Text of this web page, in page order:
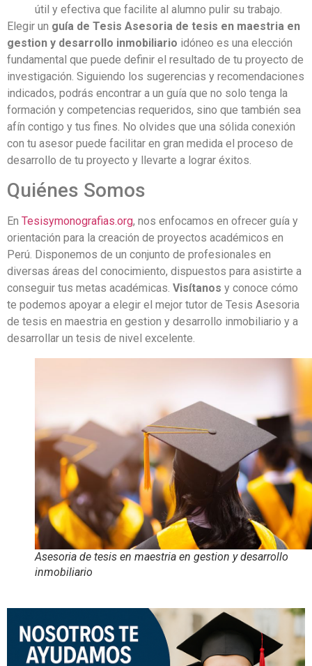
útil y efectiva que facilite al alumno pulir su trabajo.
Elegir un guía de Tesis Asesoria de tesis en maestria en
gestion y desarrollo inmobiliario idóneo es una elección
fundamental que puede definir el resultado de tu proyecto de
investigación. Siguiendo los sugerencias y recomendaciones
indicados, podrás encontrar a un guía que no solo tenga la
formación y competencias requeridos, sino que también sea
afín contigo y tus fines. No olvides que una sólida conexión
con tu asesor puede facilitar en gran medida el proceso de
desarrollo de tu proyecto y llevarte a lograr éxitos.
Quiénes Somos
En Tesisymonografias.org, nos enfocamos en ofrecer guía y
orientación para la creación de proyectos académicos en
Perú. Disponemos de un conjunto de profesionales en
diversas áreas del conocimiento, dispuestos para asistirte a
conseguir tus metas académicas. Visítanos y conoce cómo
te podemos apoyar a elegir el mejor tutor de Tesis Asesoria
de tesis en maestria en gestion y desarrollo inmobiliario y a
desarrollar un tesis de nivel excelente.
Asesoria de tesis en maestria en gestion y desarrollo
inmobiliario